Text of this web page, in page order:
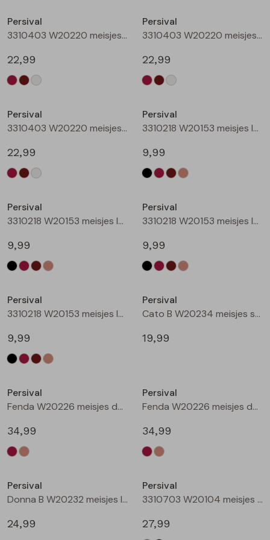
Bermuda's
Persival
3310403 W20220 meisjes sweatshirt Wijnrood
22,99
Persival
3310403 W20220 meisjes sweatshirt Bruin donker
22,99
Persival
3310403 W20220 meisjes sweatshirt Cream
22,99
Persival
3310218 W20153 meisjes legging Zwart
9,99
Persival
3310218 W20153 meisjes legging Wijnrood
9,99
Persival
3310218 W20153 meisjes legging Bruin donker
9,99
Persival
3310218 W20153 meisjes legging Taupe
9,99
Persival
Cato B W20234 meisjes sweatshirt Wijnrood
19,99
Persival
Fenda W20226 meisjes denim jack Wijnrood
34,99
Persival
Fenda W20226 meisjes denim jack Zand
34,99
Persival
Donna B W20232 meisjes lange broek Wijnrood
24,99
Persival
3310703 W20104 meisjes Jurk Cerise
27,99